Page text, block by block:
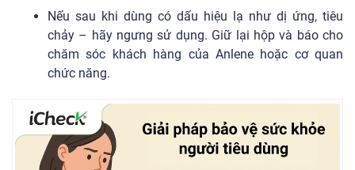
Nếu sau khi dùng có dấu hiệu lạ như dị ứng, tiêu
chảy – hãy ngưng sử dụng. Giữ lại hộp và báo cho
chăm sóc khách hàng của Anlene hoặc cơ quan
chức năng.